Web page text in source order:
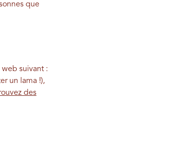
que
suivant :
un lama !),
des